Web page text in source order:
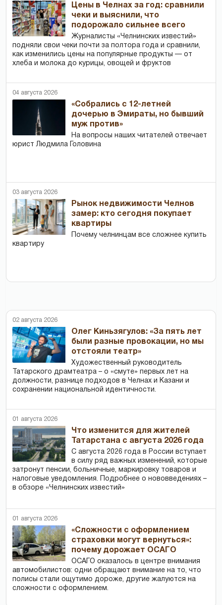
Цены в Челнах за год: сравнили
чеки и выяснили, что
подорожало сильнее всего
Журналисты «Челнинских известий»
подняли свои чеки почти за полтора года и сравнили,
как изменились цены на популярные продукты — от
хлеба и молока до курицы, овощей и фруктов
04 августа 2026
«Собрались с 12-летней
дочерью в Эмираты, но бывший
муж против»
На вопросы наших читателей отвечает
юрист Людмила Головина
03 августа 2026
Рынок недвижимости Челнов
замер: кто сегодня покупает
квартиры
Почему челнинцам все сложнее купить
квартиру
02 августа 2026
Олег Киньзягулов: «За пять лет
были разные провокации, но мы
отстояли театр»
Художественный руководитель
Татарского драмтеатра – о «смуте» первых лет на
должности, разнице подходов в Челнах и Казани и
сохранении национальной идентичности.
01 августа 2026
Что изменится для жителей
Татарстана с августа 2026 года
С августа 2026 года в России вступает
в силу ряд важных изменений, которые
затронут пенсии, больничные, маркировку товаров и
налоговые уведомления. Подробнее о нововведениях –
в обзоре «Челнинских известий»
01 августа 2026
«Сложности с оформлением
страховки могут вернуться»:
почему дорожает ОСАГО
ОСАГО оказалось в центре внимания
автомобилистов: одни обращают внимание на то, что
полисы стали ощутимо дороже, другие жалуются на
сложности с оформлением.